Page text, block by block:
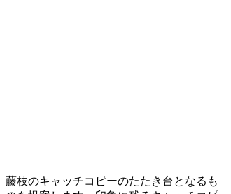
藤枝のキャッチコピーのたたき台となるも